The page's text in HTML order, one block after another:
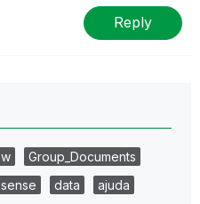
Reply
Group_Documents
data
ajuda